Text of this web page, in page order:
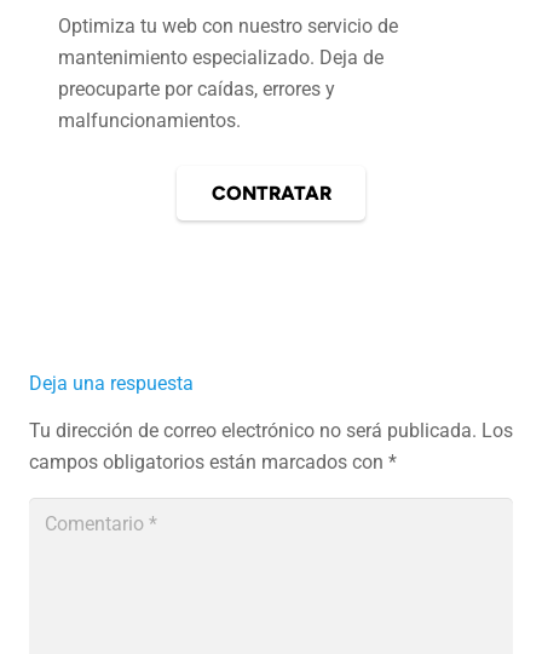
Optimiza tu web con nuestro servicio de
mantenimiento especializado. Deja de
preocuparte por caídas, errores y
malfuncionamientos.
CONTRATAR
Deja una respuesta
Tu dirección de correo electrónico no será publicada. Los
campos obligatorios están marcados con *